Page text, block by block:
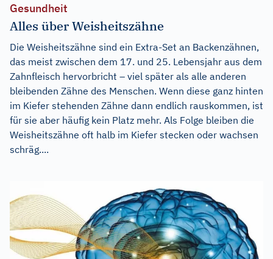
Gesundheit
Alles über Weisheitszähne
Die Weisheitszähne sind ein Extra-Set an Backenzähnen,
das meist zwischen dem 17. und 25. Lebensjahr aus dem
Zahnfleisch hervorbricht – viel später als alle anderen
bleibenden Zähne des Menschen. Wenn diese ganz hinten
im Kiefer stehenden Zähne dann endlich rauskommen, ist
für sie aber häufig kein Platz mehr. Als Folge bleiben die
Weisheitszähne oft halb im Kiefer stecken oder wachsen
schräg....